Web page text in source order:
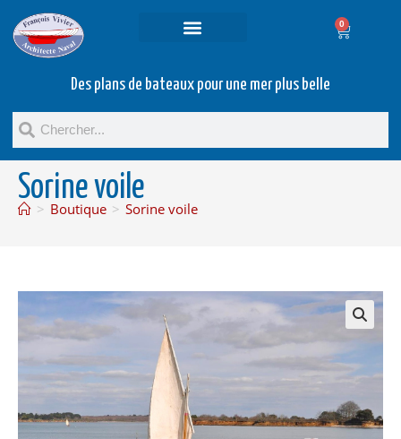
0
Des plans de bateaux pour une mer plus belle
Sorine voile
> Boutique > Sorine voile